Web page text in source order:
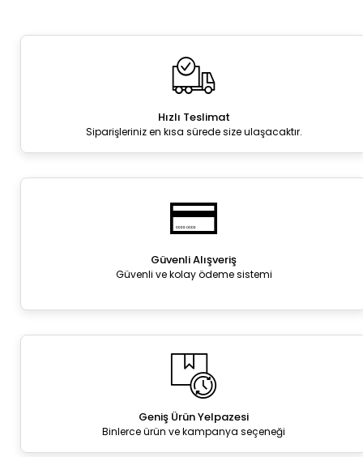
Hızlı Teslimat
Siparişleriniz en kısa sürede size ulaşacaktır.
Güvenli Alışveriş
Güvenli ve kolay ödeme sistemi
Geniş Ürün Yelpazesi
Binlerce ürün ve kampanya seçeneği